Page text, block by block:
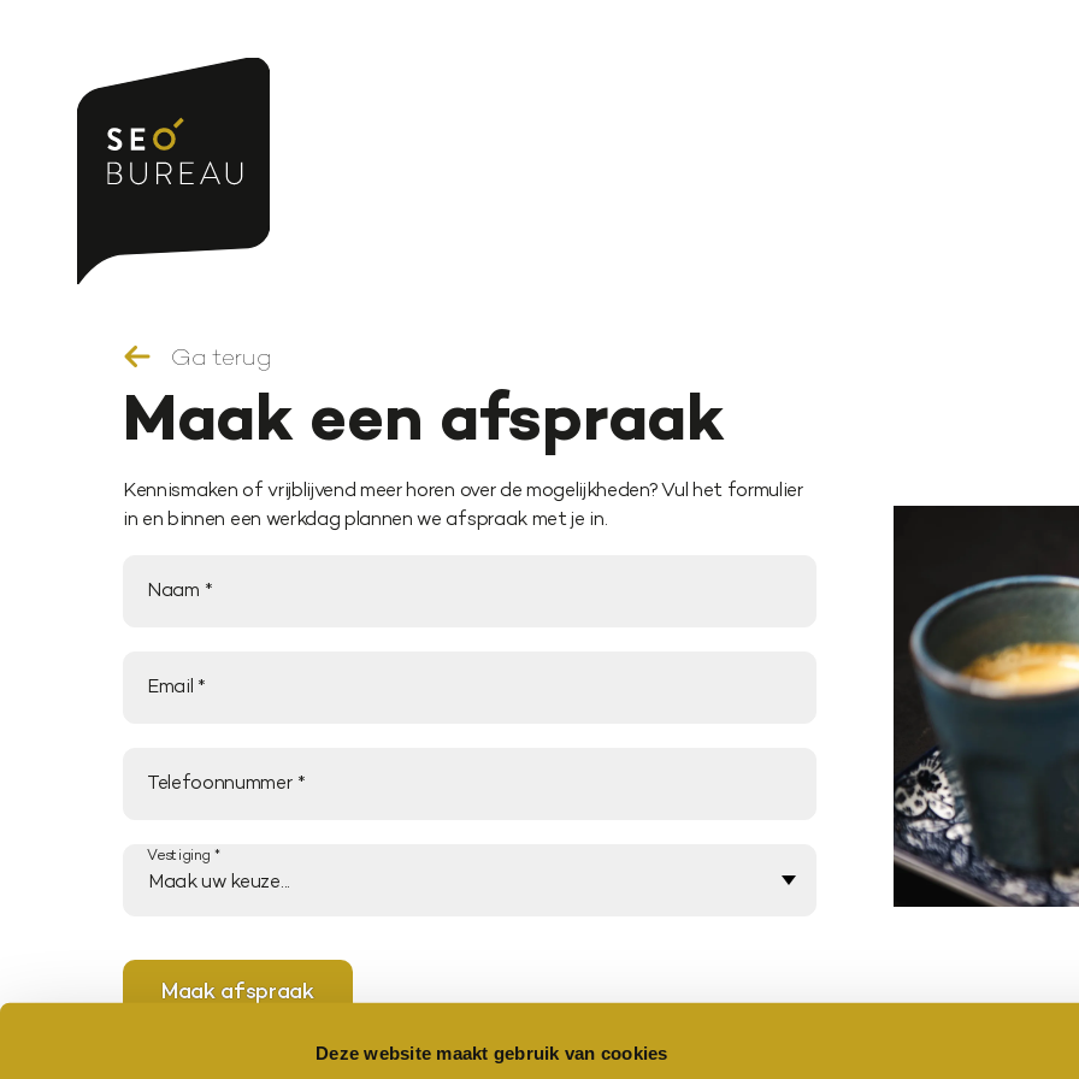
Deze website maakt gebruik van cookies
Ga terug
Maak een afspraak
Kennismaken of vrijblijvend meer horen over de mogelijkheden? Vul het formulier
in en binnen een werkdag plannen we afspraak met je in.
Naam
Email
Telefoonnummer
Vestiging
Maak afspraak